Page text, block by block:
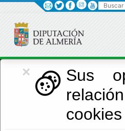
×
Sus
Economía
Menú
Buscar